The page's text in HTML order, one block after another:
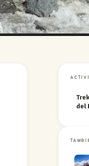
del